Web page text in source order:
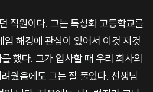
직원이다. 그는 특성화 고등학교를
해킹에 관심이 있어서 이것 저것
했다. 그가 입사할 때 우리 회사의
웠음에도 그는 잘 풀었다. 선생님